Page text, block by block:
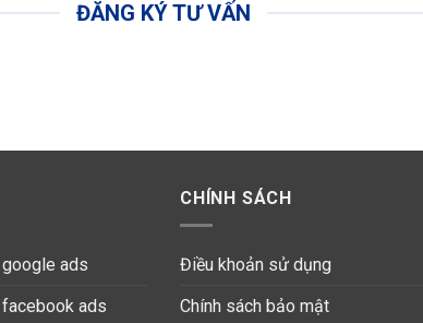
ĐĂNG KÝ TƯ VẤN
ads
ads
CHÍNH SÁCH
Điều khoản sử dụng
Chính sách bảo mật